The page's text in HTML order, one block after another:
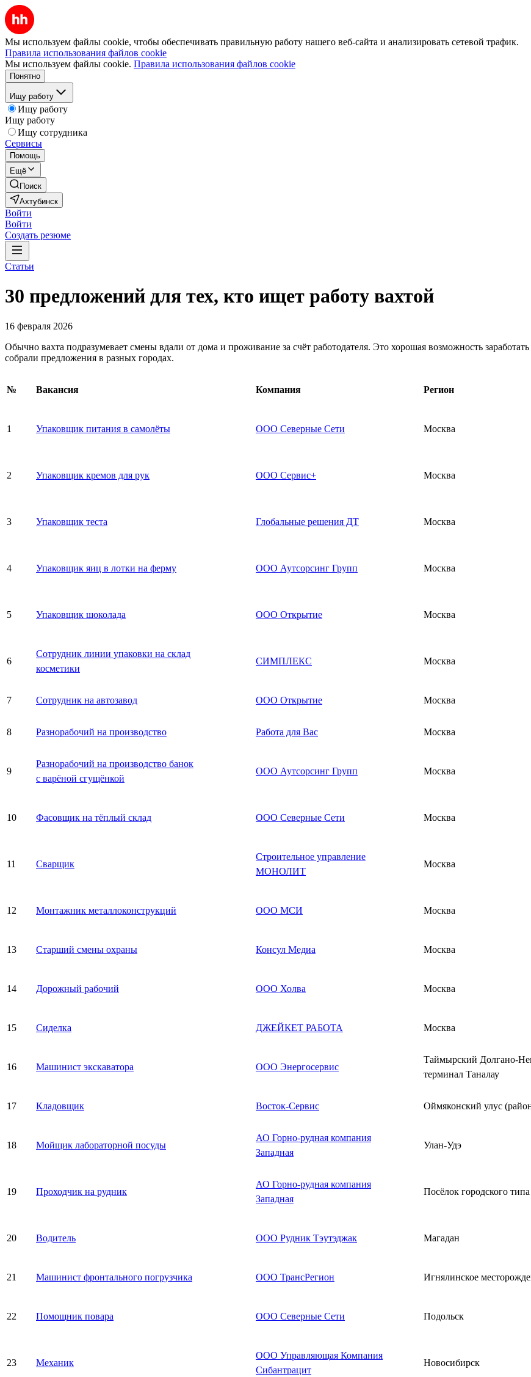
Мы используем файлы cookie, чтобы обеспечивать правильную работу нашего веб-сайта и анализировать сетевой трафик.
Правила использования файлов cookie
Мы используем файлы cookie. Правила использования файлов cookie
Понятно
Ищу работу
Ищу работу
Ищу работу
Ищу сотрудника
Сервисы
Помощь
Ещё
Поиск
Ахтубинск
Войти
Войти
Создать резюме
Статьи
30 предложений для тех, кто ищет работу вахтой
16 февраля 2026
Обычно вахта подразумевает смены вдали от дома и проживание за счёт работодателя. Это хорошая возможность
собрали предложения в разных городах.
№ Вакансия Компания Регион
1 Упаковщик питания в самолёты ООО Северные Сети Москва
2 Упаковщик кремов для рук ООО Сервис+ Москва
3 Упаковщик теста Глобальные решения ДТ Москва
4 Упаковщик яиц в лотки на ферму ООО Аутсорсинг Групп Москва
5 Упаковщик шоколада ООО Открытие Москва
6
Сотрудник линии упаковки на склад
косметики
СИМПЛЕКС Москва
7 Сотрудник на автозавод ООО Открытие Москва
8 Разнорабочий на производство Работа для Вас Москва
9
Разнорабочий на производство банок
с варёной сгущёнкой
ООО Аутсорсинг Групп Москва
10 Фасовщик на тёплый склад ООО Северные Сети Москва
11 Сварщик
Строительное управление
МОНОЛИТ
Москва
12 Монтажник металлоконструкций ООО МСИ Москва
13 Старший смены охраны Консул Медиа Москва
14 Дорожный рабочий ООО Холва Москва
15 Сиделка ДЖЕЙКЕТ РАБОТА Москва
16 Машинист экскаватора ООО Энергосервис
Таймырский Долгано-
терминал Таналау
17 Кладовщик Восток-Сервис Оймяконский улус
18 Мойщик лабораторной посуды
АО Горно-рудная компания
Западная
Улан-Удэ
19 Проходчик на рудник
АО Горно-рудная компания
Западная
Посёлок городского
20 Водитель ООО Рудник Тэутэджак Магадан
21 Машинист фронтального погрузчика ООО ТрансРегион Игнялинское
22 Помощник повара ООО Северные Сети Подольск
23 Механик
ООО Управляющая Компания
Сибантрацит
Новосибирск